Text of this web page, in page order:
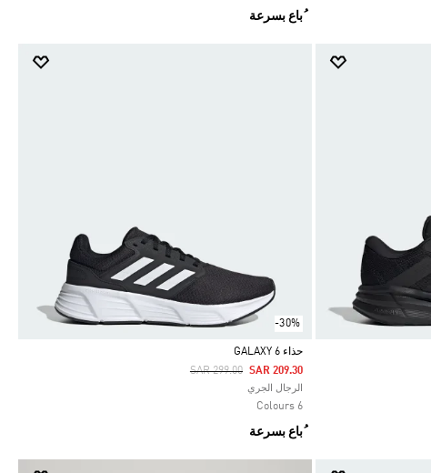
ُباع بسرعة
-30%
Selected
حذاء GALAXY 6
Price Reduced From
SAR 299.00ToSAR 209.30
الرجال الجري
6 Colours
ُباع بسرعة